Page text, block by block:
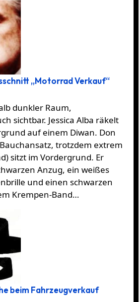
„Motorrad Verkauf“
dunkler Raum,
sichtbar. Jessica Alba räkelt
auf einem Diwan. Don
trotzdem extrem
sitzt im Vordergrund. Er
Anzug, ein weißes
und einen schwarzen
Krempen-Band…
beim Fahrzeugverkauf